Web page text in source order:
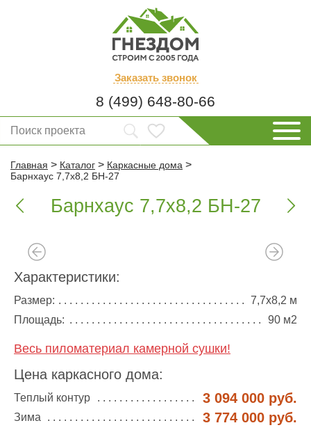
Заказать звонок
8 (499) 648-80-66
Главная > Каталог > Каркасные дома >
Барнхаус 7,7х8,2 БН-27
 Барнхаус 7,7х8,2 БН-27 
Характеристики:
Размер:
7,7х8,2 м
Площадь:
90 м2
Весь пиломатериал камерной сушки!
Цена каркасного дома:
Теплый контур 3 094 000 руб.
Зима 3 774 000 руб.